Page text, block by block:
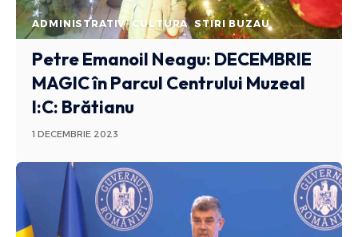
ADMINISTRATIV CULTURA STIRI BUZAU
Petre Emanoil Neagu: DECEMBRIE
MAGIC în Parcul Centrului Muzeal
I:C: Brătianu
1 DECEMBRIE 2023